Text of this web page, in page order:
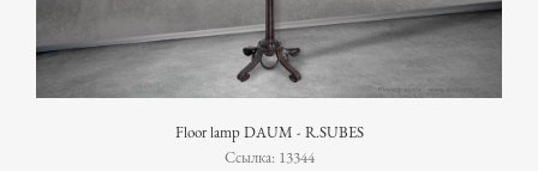
Floor lamp DAUM - R.SUBES
Ссылка: 13344